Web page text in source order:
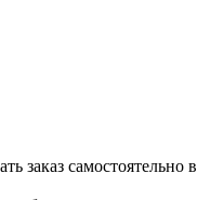
заказ самостоятельно в